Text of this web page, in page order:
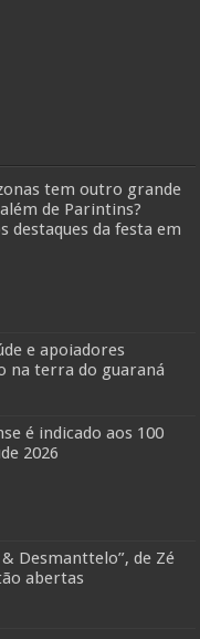
tem outro grande
de Parintins?
destaques da festa em
e apoiadores
na terra do guaraná
é indicado aos 100
2026
Desmanttelo”, de Zé
abertas